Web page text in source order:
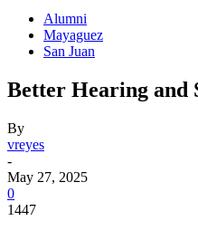
Alumni
Mayaguez
San Juan
Better Hearing and
By
vreyes
-
May 27, 2025
0
1447